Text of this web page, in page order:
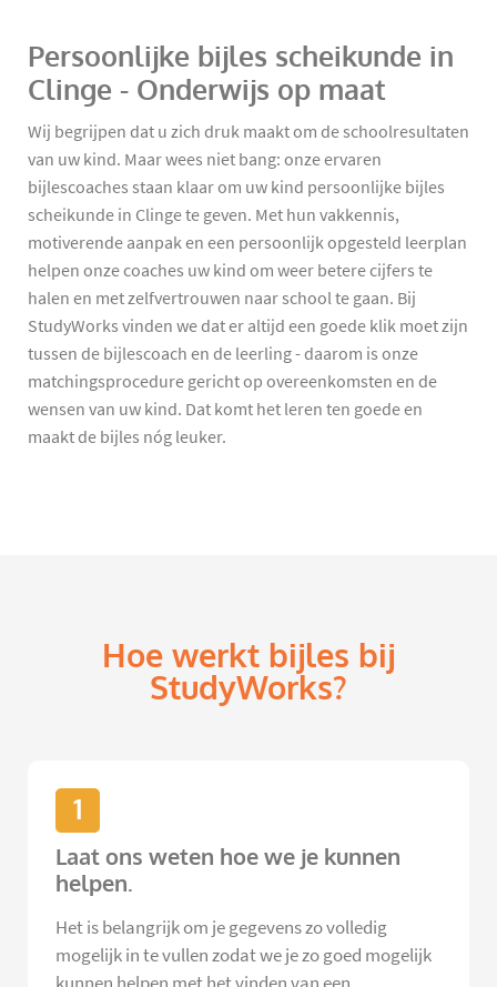
Persoonlijke bijles scheikunde in
Clinge - Onderwijs op maat
Wij begrijpen dat u zich druk maakt om de schoolresultaten
van uw kind. Maar wees niet bang: onze ervaren
bijlescoaches staan klaar om uw kind persoonlijke bijles
scheikunde in Clinge te geven. Met hun vakkennis,
motiverende aanpak en een persoonlijk opgesteld leerplan
helpen onze coaches uw kind om weer betere cijfers te
halen en met zelfvertrouwen naar school te gaan. Bij
StudyWorks vinden we dat er altijd een goede klik moet zijn
tussen de bijlescoach en de leerling - daarom is onze
matchingsprocedure gericht op overeenkomsten en de
wensen van uw kind. Dat komt het leren ten goede en
maakt de bijles nóg leuker.
Hoe werkt bijles bij
StudyWorks?
1
Laat ons weten hoe we je kunnen
helpen.
Het is belangrijk om je gegevens zo volledig
mogelijk in te vullen zodat we je zo goed mogelijk